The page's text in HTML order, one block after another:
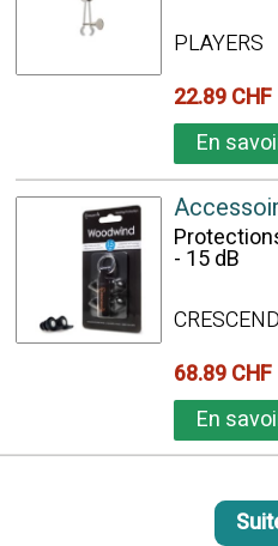
PLAYERS
22.89 CHF
En
- 15 dB
68.89 CHF
En